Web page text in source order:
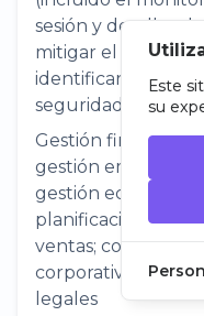
sesión y detalles
mitigar el riesgo y
identificar y
seguridad.
Gestión financiera:
gestión
gestión
planificación e
ventas;
corporativa; y
legales
Este
su